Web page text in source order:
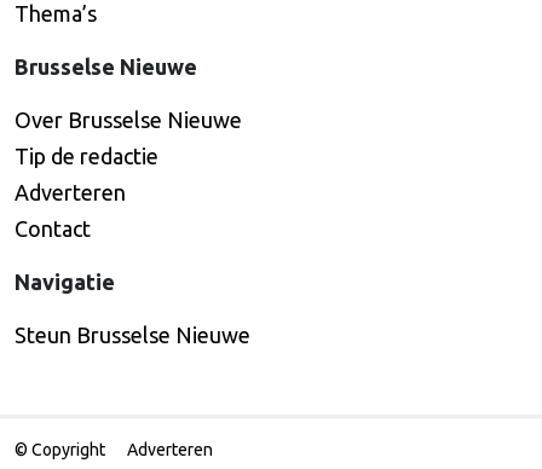
Thema’s
Brusselse Nieuwe
Over Brusselse Nieuwe
Tip de redactie
Adverteren
Contact
Navigatie
Steun Brusselse Nieuwe
© Copyright Adverteren